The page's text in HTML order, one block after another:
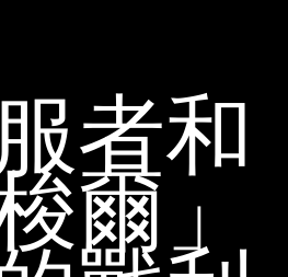
者和
爾」